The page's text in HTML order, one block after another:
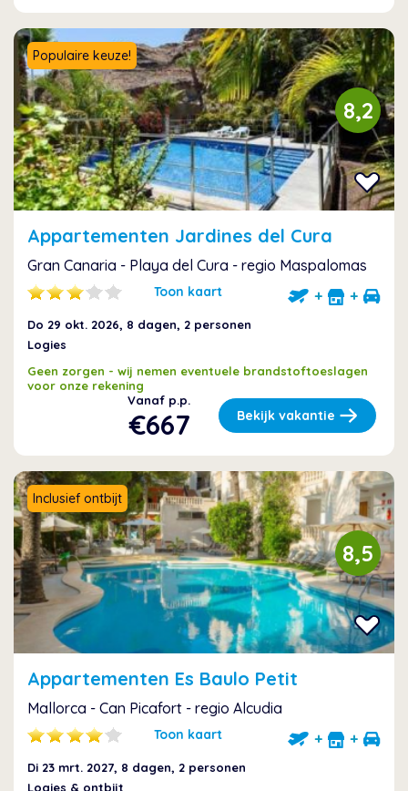
Populaire keuze!
8,2
Appartementen Jardines del Cura
Gran Canaria - Playa del Cura - regio Maspalomas
Toon kaart + +
Do 29 okt. 2026, 8 dagen, 2 personen
Logies
Geen zorgen - wij nemen eventuele brandstoftoeslagen
voor onze rekening
Vanaf p.p.
€667 Bekijk vakantie
Inclusief ontbijt
8,5
Appartementen Es Baulo Petit
Mallorca - Can Picafort - regio Alcudia
Toon kaart + +
Di 23 mrt. 2027, 8 dagen, 2 personen
Logies & ontbijt